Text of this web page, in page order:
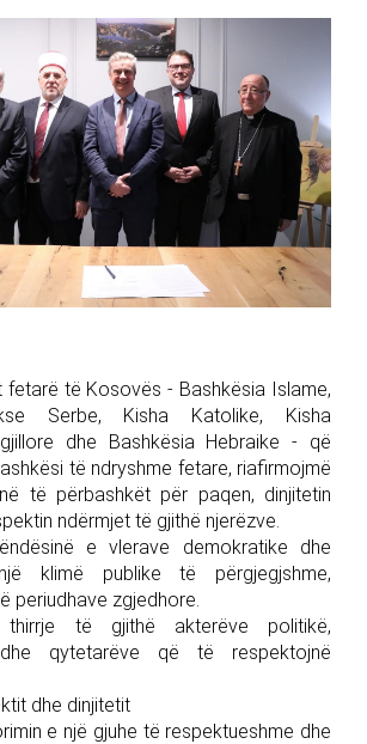
fetarë të Kosovës - Bashkësia Islame,
Serbe, Kisha Katolike, Kisha
dhe Bashkësia Hebraike - që
të ndryshme fetare, riafirmojmë
të përbashkët për paqen, dinjitetin
ndërmjet të gjithë njerëzve.
e vlerave demokratike dhe
klimë publike të përgjegjshme,
periudhave zgjedhore.
të gjithë akterëve politikë,
dhe qytetarëve që të respektojnë
dhe dinjitetit
e një gjuhe të respektueshme dhe